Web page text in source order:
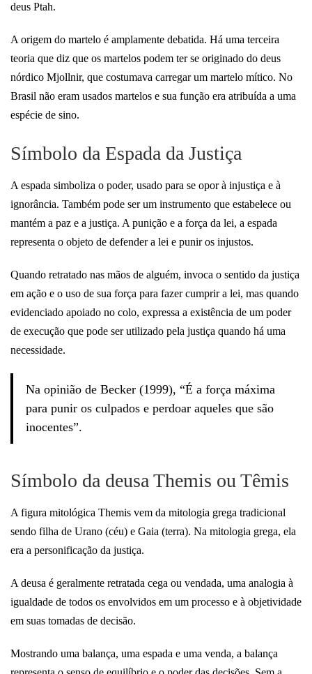
deus Ptah.
A origem do martelo é amplamente debatida. Há uma terceira
teoria que diz que os martelos podem ter se originado do deus
nórdico Mjollnir, que costumava carregar um martelo mítico. No
Brasil não eram usados martelos e sua função era atribuída a uma
espécie de sino.
Símbolo da Espada da Justiça
A espada simboliza o poder, usado para se opor à injustiça e à
ignorância. Também pode ser um instrumento que estabelece ou
mantém a paz e a justiça. A punição e a força da lei, a espada
representa o objeto de defender a lei e punir os injustos.
Quando retratado nas mãos de alguém, invoca o sentido da justiça
em ação e o uso de sua força para fazer cumprir a lei, mas quando
evidenciado apoiado no colo, expressa a existência de um poder
de execução que pode ser utilizado pela justiça quando há uma
necessidade.
Na opinião de Becker (1999), “É a força máxima
para punir os culpados e perdoar aqueles que são
inocentes”.
Símbolo da deusa Themis ou Têmis
A figura mitológica Themis vem da mitologia grega tradicional
sendo filha de Urano (céu) e Gaia (terra). Na mitologia grega, ela
era a personificação da justiça.
A deusa é geralmente retratada cega ou vendada, uma analogia à
igualdade de todos os envolvidos em um processo e à objetividade
em suas tomadas de decisão.
Mostrando uma balança, uma espada e uma venda, a balança